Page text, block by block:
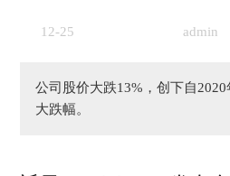
12-25 admin
公司股价大跌13%，创下自
大跌幅。